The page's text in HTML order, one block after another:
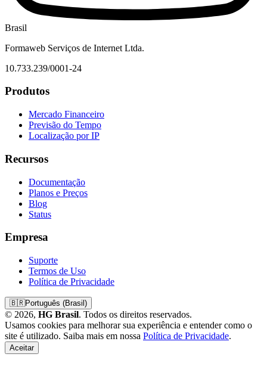
Brasil
Formaweb Serviços de Internet Ltda.
10.733.239/0001-24
Produtos
Mercado Financeiro
Previsão do Tempo
Localização por IP
Recursos
Documentação
Planos e Preços
Blog
Status
Empresa
Suporte
Termos de Uso
Política de Privacidade
🇧🇷Português (Brasil)
© 2026, HG Brasil. Todos os direitos reservados.
Usamos cookies para melhorar sua experiência e entender como o
site é utilizado. Saiba mais em nossa Política de Privacidade.
Aceitar